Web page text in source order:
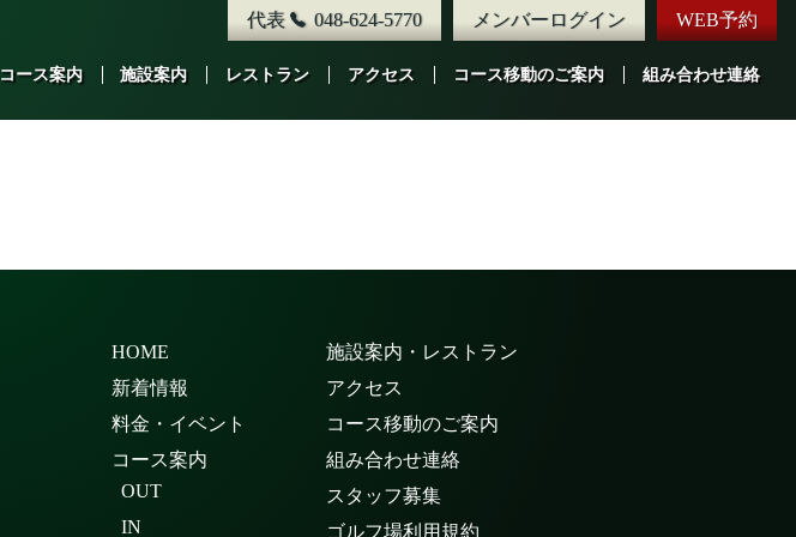
コース案内 施設案内 レストラン アクセス コース移動のご案内 組み合わせ連絡
代表 048-624-5770 メンバーログイン WEB予約
HOME
新着情報
料金・イベント
コース案内
OUT
IN
施設案内・レストラン
アクセス
コース移動のご案内
組み合わせ連絡
スタッフ募集
ゴルフ場利用規約